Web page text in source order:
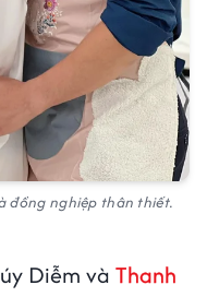
đồng nghiệp thân thiết.
Diễm và Thanh